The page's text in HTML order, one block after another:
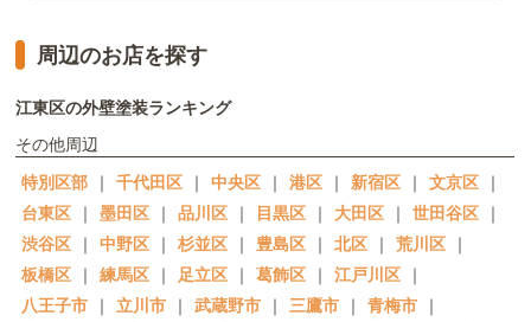
周辺のお店を探す
江東区の外壁塗装ランキング
その他周辺
特別区部 ｜ 千代田区 ｜ 中央区 ｜ 港区 ｜ 新宿区 ｜ 文京区 ｜
台東区 ｜ 墨田区 ｜ 品川区 ｜ 目黒区 ｜ 大田区 ｜ 世田谷区 ｜
渋谷区 ｜ 中野区 ｜ 杉並区 ｜ 豊島区 ｜ 北区 ｜ 荒川区 ｜
板橋区 ｜ 練馬区 ｜ 足立区 ｜ 葛飾区 ｜ 江戸川区 ｜
八王子市 ｜ 立川市 ｜ 武蔵野市 ｜ 三鷹市 ｜ 青梅市 ｜